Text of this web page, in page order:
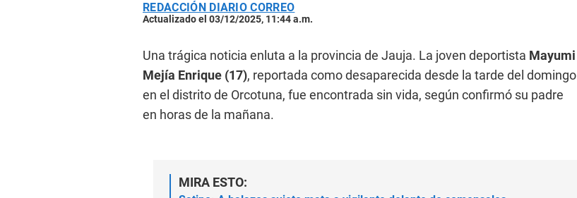
REDACCIÓN DIARIO CORREO
Actualizado el 03/12/2025, 11:44 a.m.
Una trágica noticia enluta a la provincia de Jauja. La joven deportista Mayumi
Mejía Enrique (17), reportada como desaparecida desde la tarde del domingo
en el distrito de Orcotuna, fue encontrada sin vida, según confirmó su padre
en horas de la mañana.
MIRA ESTO: